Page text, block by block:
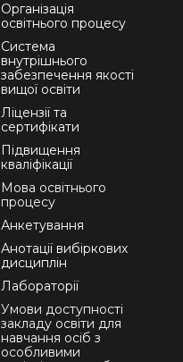
Організація
освітнього процесу
Система
внутрішнього
забезпечення якості
вищої освіти
Ліцензії та
сертифікати
Підвищення
кваліфікації
Мова освітнього
процесу
Анкетування
Анотації вибіркових
дисциплін
Лабораторії
Умови доступності
закладу освіти для
навчання осіб з
особливими